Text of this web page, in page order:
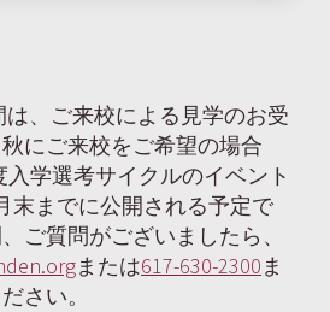
は、ご来校による見学のお受
にご来校をご希望の場合
入学選考サイクルのイベント
末までに公開される予定で
ご質問がございましたら、
または617-630-2300ま
さい。